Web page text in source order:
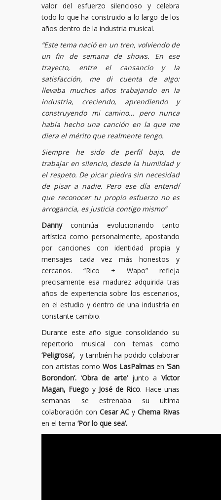
valor del esfuerzo silencioso y celebra
todo lo que ha construido a lo largo de los
años dentro de la industria musical.
“Este tema nació en un tren, volviendo de
un fin de semana de shows. En ese
trayecto, entre el cansancio y la
satisfacción, me di cuenta de algo:
llevaba muchos años trabajando en la
industria, creciendo, aprendiendo y
construyendo mi camino… pero nunca
había hecho una canción en la que me
diera el mérito que realmente tengo.
Siempre he sido de perfil bajo, de
trabajar en silencio, desde la humildad y
el respeto. De picar piedra sin necesidad
de pisar a nadie. Pero ese día entendí
que reconocer tu propio esfuerzo no es
arrogancia, es justicia contigo mismo”
Dannycontinúa evolucionando tanto
artística como personalmente, apostando
por canciones con identidad propia y
mensajes cada vez más honestos y
cercanos. “Rico + Wapo” refleja
precisamente esa madurez adquirida tras
años de experiencia sobre los escenarios,
en el estudio y dentro de una industria en
constante cambio.
Durante este año sigue consolidando su
repertorio musical con temas como
‘Peligrosa’, y también ha podido colaborar
con artistas como Wos LasPalmasen‘San
Borondon’. ‘Obra de arte’junto aVíctor
Magan, Fuego yJosé de Rico. Hace unas
semanas se estrenaba su ultima
colaboración con Cesar AC y Chema Rivas
en el tema ‘Por lo que sea’.